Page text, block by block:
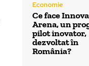
Economie
Ce face
Arena, un
pilot inovator,
dezvoltat în
România?